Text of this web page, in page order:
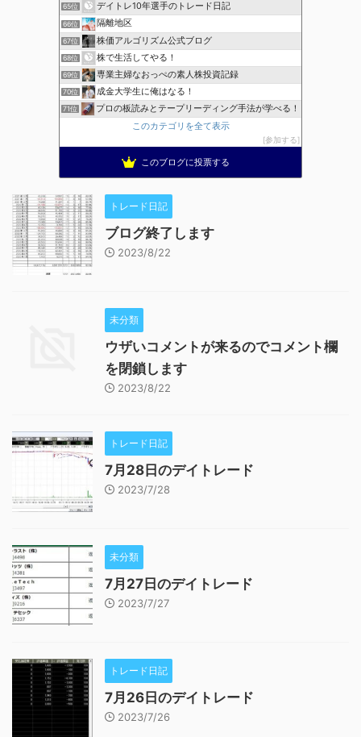
65位 デイトレ10年選手のトレード日記
66位 隔離地区
67位 株価アルゴリズム公式ブログ
68位 株で生活してやる！
69位 専業主婦なおっぺの素人株投資記録
70位 成金大学生に俺はなる！
71位
プロの板読みとテープリーディング手法が学べる！
このカテゴリを全て表示
参加する
このブログに投票する
トレード日記
ブログ終了します
2023/8/22
未分類
ウザいコメントが来るのでコメント欄
を閉鎖します
2023/8/22
トレード日記
7月28日のデイトレード
2023/7/28
未分類
7月27日のデイトレード
2023/7/27
トレード日記
7月26日のデイトレード
2023/7/26